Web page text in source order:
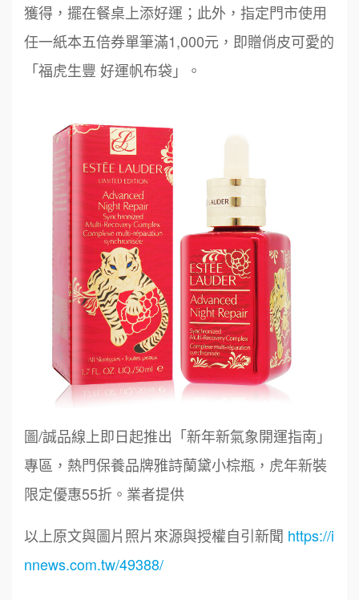
獲得，擺在餐桌上添好運；此外，指定門市使用
任一紙本五倍券單筆滿1,000元，即贈俏皮可愛的
「福虎生豐 好運帆布袋」。
圖/誠品線上即日起推出「新年新氣象開運指南」
專區，熱門保養品牌雅詩蘭黛小棕瓶，虎年新裝
限定優惠55折。業者提供
以上原文與圖片照片來源與授權自引新聞 https://i
nnews.com.tw/49388/
鼎威維修
8 呷尚寶
9 SHARE TEA歇腳亭
10 TEA TOP台灣第一味
Cozy coffee可集咖啡
周 先生/小姐
加盟預算 100萬 ~150萬
加盟預算 50萬~75萬
呂 先生/小姐 新竹市
加盟預算